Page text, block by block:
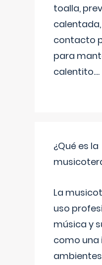
toalla,
contacto
para
calentito....
¿Qué es la
La
uso
música y
como una